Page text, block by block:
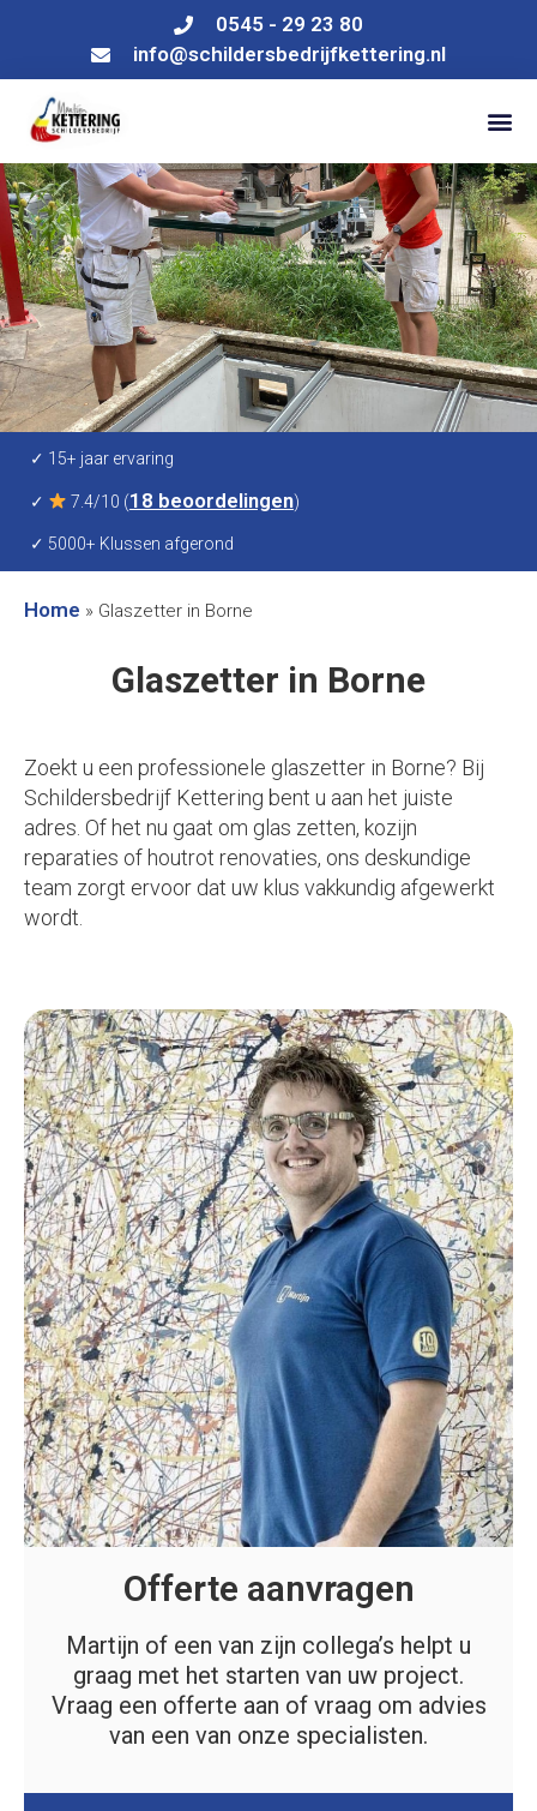
0545 - 29 23 80
info@schildersbedrijfkettering.nl
✓ 15+ jaar ervaring
✓ 7.4/10 (18 beoordelingen)
✓ 5000+ Klussen afgerond
Home » Glaszetter in Borne
Glaszetter in Borne
Zoekt u een professionele glaszetter in Borne? Bij
Schildersbedrijf Kettering bent u aan het juiste
adres. Of het nu gaat om glas zetten, kozijn
reparaties of houtrot renovaties, ons deskundige
team zorgt ervoor dat uw klus vakkundig afgewerkt
wordt.
Offerte aanvragen
Martijn of een van zijn collega’s helpt u
graag met het starten van uw project.
Vraag een offerte aan of vraag om advies
van een van onze specialisten.